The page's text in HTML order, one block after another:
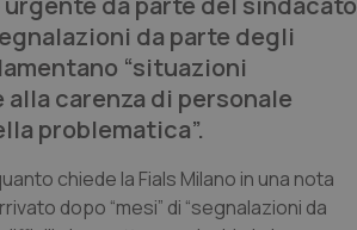
da parte degli
“situazioni
carenza di personale
problematica”.
chiede la Fials Milano in una nota
dopo “mesi” di “segnalazioni da